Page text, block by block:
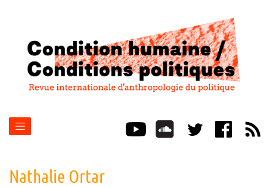
Nathalie Ortar